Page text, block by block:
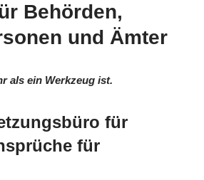
Behörden,
und Ämter
als ein Werkzeug ist.
für
für